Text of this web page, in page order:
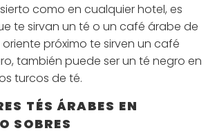
como en cualquier hotel, es
te sirvan un té o un café árabe de
oriente próximo te sirven un café
también puede ser un té negro en
turcos de té.
TÉS ÁRABES EN
SOBRES